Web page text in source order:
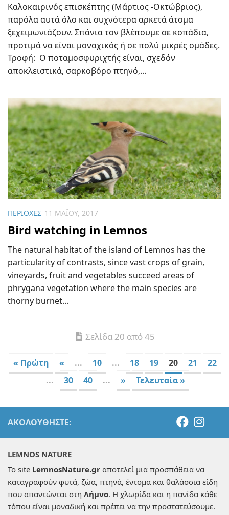
Καλοκαιρινός επισκέπτης (Μάρτιος -Οκτώβριος),
παρόλα αυτά όλο και συχνότερα αρκετά άτομα
ξεχειμωνιάζουν. Σπάνια τον βλέπουμε σε κοπάδια,
προτιμά να είναι μοναχικός ή σε πολύ μικρές ομάδες.
Τροφή: Ο ποταμοσφυριχτής είναι, σχεδόν
αποκλειστικά, σαρκοβόρο πτηνό,...
ΠΕΡΙΟΧΈΣ 11 ΜΑΪ́ΟΥ, 2017
Bird watching in Lemnos
The natural habitat of the island of Lemnos has the
particularity of contrasts, since vast crops of grain,
vineyards, fruit and vegetables succeed areas of
phrygana vegetation where the main species are
thorny burnet...
Σελίδα 20 από 45
« Πρώτη « ... 10 ... 18 19 20 21
22
...
30 40 ... » Τελευταία »
ΑΚΟΛΟΥΘΉΣΤΕ:
LEMNOS NATURE
Το site LemnosNature.gr αποτελεί μια προσπάθεια να
καταγραφούν φυτά, ζώα, πτηνά, έντομα και θαλάσσια είδη
που απαντώνται στη Λήμνο. Η χλωρίδα και η πανίδα κάθε
τόπου είναι μοναδική και πρέπει να την προστατεύσουμε.